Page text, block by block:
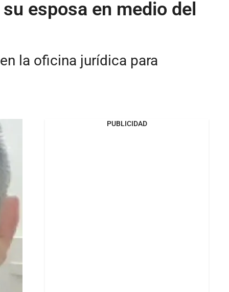
esposa en medio del
la oficina jurídica para
PUBLICIDAD